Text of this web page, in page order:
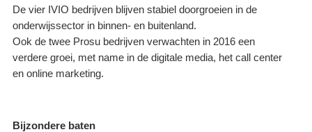
De vier IVIO bedrijven blijven stabiel doorgroeien in de
onderwijssector in binnen- en buitenland.
Ook de twee Prosu bedrijven verwachten in 2016 een
verdere groei, met name in de digitale media, het call center
en online marketing.
Bijzondere baten